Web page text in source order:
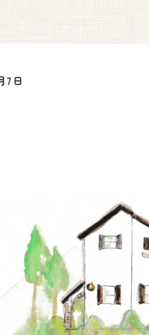
7日
なり、
ります。
お